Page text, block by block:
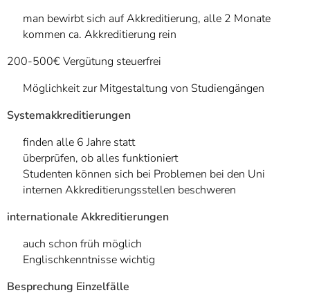
man bewirbt sich auf Akkreditierung, alle 2 Monate
kommen ca. Akkreditierung rein
200-500€ Vergütung steuerfrei
Möglichkeit zur Mitgestaltung von Studiengängen
Systemakkreditierungen
finden alle 6 Jahre statt
überprüfen, ob alles funktioniert
Studenten können sich bei Problemen bei den Uni
internen Akkreditierungsstellen beschweren
internationale Akkreditierungen
auch schon früh möglich
Englischkenntnisse wichtig
Besprechung Einzelfälle